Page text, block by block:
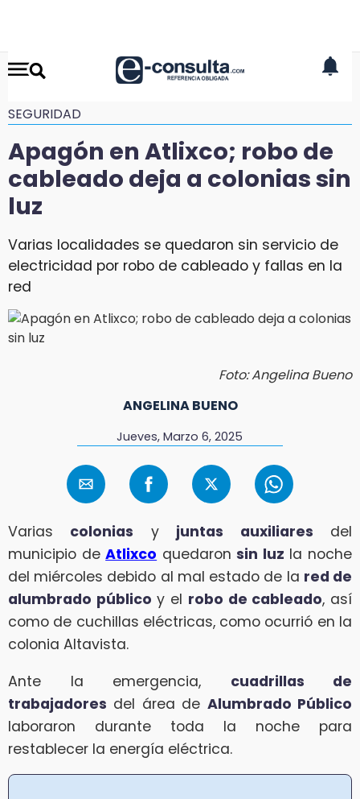
SEGURIDAD
Apagón en Atlixco; robo de
cableado deja a colonias sin
luz
Varias localidades se quedaron sin servicio de
electricidad por robo de cableado y fallas en la
red
Foto: Angelina Bueno
ANGELINA BUENO
Jueves, Marzo 6, 2025
Varias colonias y juntas auxiliares del
municipio deAtlixco quedaronsin luz la noche
del miércoles debido al mal estado de la red de
alumbrado público y el robo de cableado, así
como de cuchillas eléctricas, como ocurrió en la
colonia Altavista.
Ante la emergencia, cuadrillas de
trabajadores del área de Alumbrado Público
laboraron durante toda la noche para
restablecer la energía eléctrica.